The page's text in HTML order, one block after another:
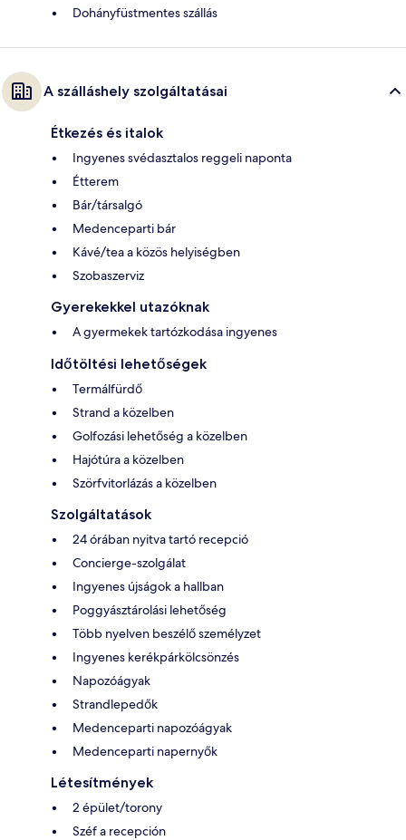
Dohányfüstmentes szállás
A szálláshely szolgáltatásai
Étkezés és italok
Ingyenes svédasztalos reggeli naponta
Étterem
Bár/társalgó
Medenceparti bár
Kávé/tea a közös helyiségben
Szobaszerviz
Gyerekekkel utazóknak
A gyermekek tartózkodása ingyenes
Időtöltési lehetőségek
Termálfürdő
Strand a közelben
Golfozási lehetőség a közelben
Hajótúra a közelben
Szörfvitorlázás a közelben
Szolgáltatások
24 órában nyitva tartó recepció
Concierge-szolgálat
Ingyenes újságok a hallban
Poggyásztárolási lehetőség
Több nyelven beszélő személyzet
Ingyenes kerékpárkölcsönzés
Napozóágyak
Strandlepedők
Medenceparti napozóágyak
Medenceparti napernyők
Létesítmények
2 épület/torony
Széf a recepción